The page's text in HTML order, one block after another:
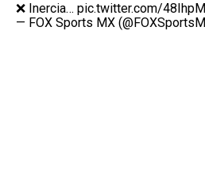
❌ Inercia… pic.twitter.com/
— FOX Sports MX